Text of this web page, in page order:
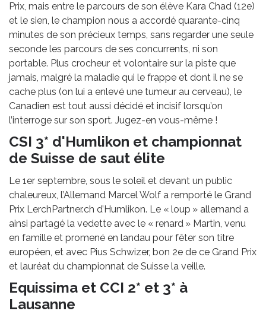
Prix, mais entre le parcours de son élève Kara Chad (12e)
et le sien, le champion nous a accordé quarante-cinq
minutes de son précieux temps, sans regarder une seule
seconde les parcours de ses concurrents, ni son
portable. Plus crocheur et volontaire sur la piste que
jamais, malgré la maladie qui le frappe et dont il ne se
cache plus (on lui a enlevé une tumeur au cerveau), le
Canadien est tout aussi décidé et incisif lorsqu’on
l’interroge sur son sport. Jugez-en vous-même !
CSI 3* d'Humlikon et championnat
de Suisse de saut élite
Le 1er septembre, sous le soleil et devant un public
chaleureux, l’Allemand Marcel Wolf a remporté le Grand
Prix LerchPartner.ch d’Humlikon. Le « loup » allemand a
ainsi partagé la vedette avec le « renard » Martin, venu
en famille et promené en landau pour fêter son titre
européen, et avec Pius Schwizer, bon 2e de ce Grand Prix
et lauréat du championnat de Suisse la veille.
Equissima et CCI 2* et 3* à
Lausanne